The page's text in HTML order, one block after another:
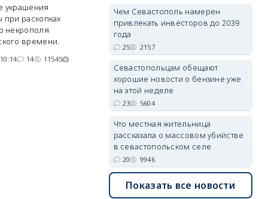
украшения
при раскопках
некрополя
времени.
14 11545
Чем Севастополь намерен
привлекать инвесторов до 2039
года
25 2157
Севастопольцам обещают
хорошие новости о бензине уже
на этой неделе
23 5604
Что местная жительница
рассказала о массовом убийстве
в севастопольском селе
20 9946
Показать все новости